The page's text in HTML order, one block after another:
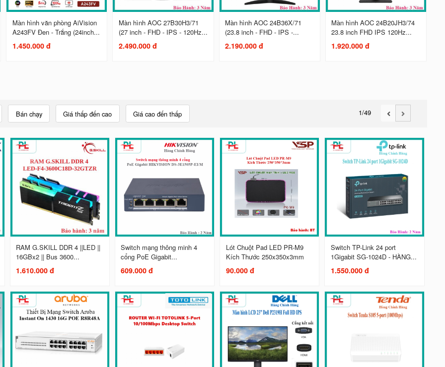
Màn hình văn phòng AiVision
A243FV Đen - Trắng (24inch...
1.450.000 đ
Màn hình AOC 27B30H3/71
(27 inch - FHD - IPS - 120Hz...
2.490.000 đ
Màn hình AOC 24B36X/71
(23.8 inch - FHD - IPS -...
2.190.000 đ
Màn hình AOC 24B20JH3/74
23.8 inch FHD IPS 120Hz...
1.920.000 đ
Bán chạy Giá thấp đến cao Giá cao đến thấp 1/49
RAM G.SKILL DDR 4 ||LED ||
16GBx2 || Bus 3600...
1.610.000 đ
Switch mạng thông minh 4
cổng PoE Gigabit...
609.000 đ
Lót Chuột Pad LED PR-M9
Kích Thước 250x350x3mm
90.000 đ
Switch TP-Link 24 port
1Gigabit SG-1024D - HÀNG...
1.550.000 đ